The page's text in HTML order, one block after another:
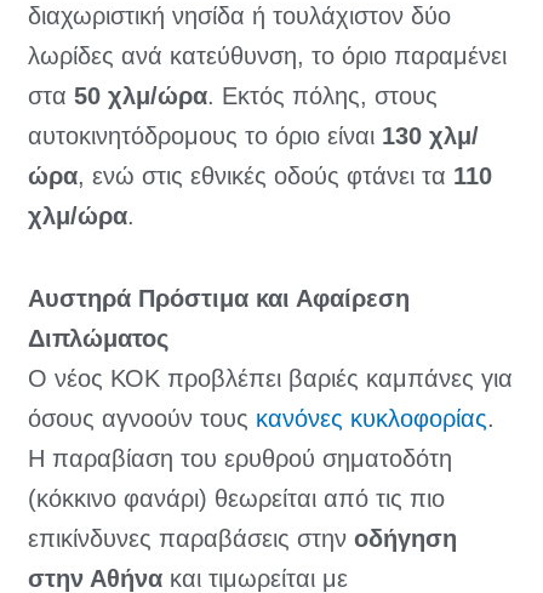
διαχωριστική νησίδα ή τουλάχιστον δύο
λωρίδες ανά κατεύθυνση, το όριο παραμένει
στα 50 χλμ/ώρα. Εκτός πόλης, στους
αυτοκινητόδρομους το όριο είναι 130 χλμ/
ώρα, ενώ στις εθνικές οδούς φτάνει τα 110
χλμ/ώρα.
Αυστηρά Πρόστιμα και Αφαίρεση
Διπλώματος
Ο νέος ΚΟΚ προβλέπει βαριές καμπάνες για
όσους αγνοούν τους κανόνες κυκλοφορίας.
Η παραβίαση του ερυθρού σηματοδότη
(κόκκινο φανάρι) θεωρείται από τις πιο
επικίνδυνες παραβάσεις στην οδήγηση
στην Αθήνα και τιμωρείται με